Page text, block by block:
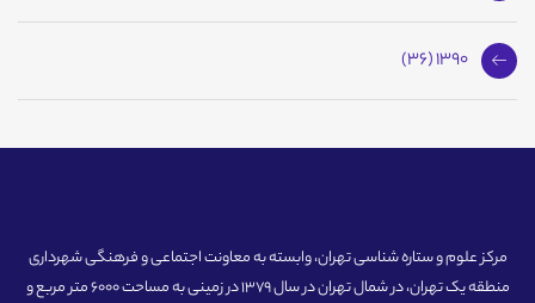
1390 (36)
مرکز علوم و ستاره شناسی تهران، وابسته به معاونت اجتماعی و فرهنگی شهرداری
منطقه یک تهران، در شمال تهران در سال 1379 در زمینی به مساحت 6000 متر مربع و